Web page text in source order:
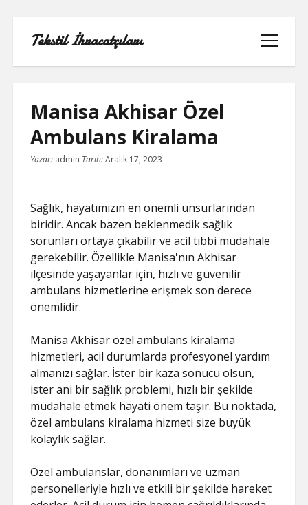
Tekstil İhracatçıları
menüyü
aç
1000 LINKEDIN TAKIPÇI HILESI
LINKEDIN BEĞENI KASMA PARASIZ
LISTE
SAYFA LISTESI
Manisa Akhisar Özel
Ambulans Kiralama
Yazar: admin Tarih:Aralık 17, 2023
Sağlık, hayatımızın en önemli unsurlarından
biridir. Ancak bazen beklenmedik sağlık
sorunları ortaya çıkabilir ve acil tıbbi müdahale
gerekebilir. Özellikle Manisa'nın Akhisar
ilçesinde yaşayanlar için, hızlı ve güvenilir
ambulans hizmetlerine erişmek son derece
önemlidir.
Manisa Akhisar özel ambulans kiralama
hizmetleri, acil durumlarda profesyonel yardım
almanızı sağlar. İster bir kaza sonucu olsun,
ister ani bir sağlık problemi, hızlı bir şekilde
müdahale etmek hayati önem taşır. Bu noktada,
özel ambulans kiralama hizmeti size büyük
kolaylık sağlar.
Özel ambulanslar, donanımları ve uzman
personelleriyle hızlı ve etkili bir şekilde hareket